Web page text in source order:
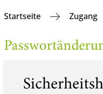
Startseite Zugang